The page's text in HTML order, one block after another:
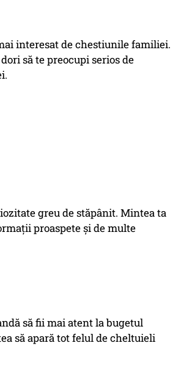
interesat de chestiunile familiei.
să te preocupi serios de
greu de stăpânit. Mintea ta
proaspete și de multe
să fii mai atent la bugetul
să apară tot felul de cheltuieli